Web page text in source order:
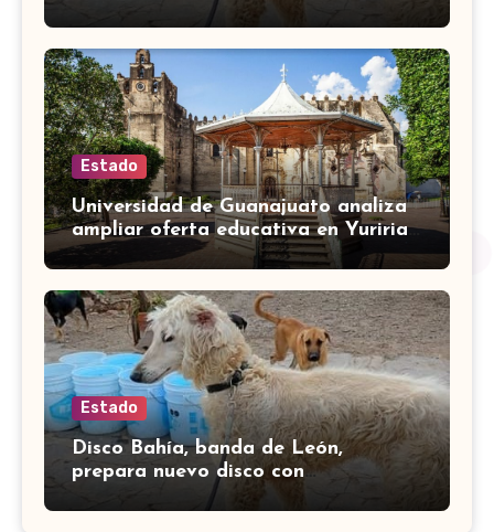
Estado
Universidad de Guanajuato analiza
ampliar oferta educativa en Yuriria
para cubrir demandas de la zona sur
Estado
Disco Bahía, banda de León,
prepara nuevo disco con
colaboración de Little Jesus